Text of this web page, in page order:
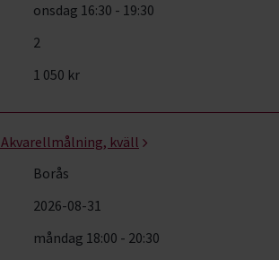
onsdag 16:30 - 19:30
2
1 050 kr
Akvarellmålning, kväll
Borås
2026-08-31
måndag 18:00 - 20:30